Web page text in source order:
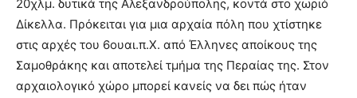
20χλμ. δυτικά της Αλεξανδρούπολης, κοντά στο χωριό
Δίκελλα. Πρόκειται για μια αρχαία πόλη που χτίστηκε
στις αρχές του 6ουαι.π.Χ. από Έλληνες αποίκους της
Σαμοθράκης και αποτελεί τμήμα της Περαίας της. Στον
αρχαιολογικό χώρο μπορεί κανείς να δει πώς ήταν